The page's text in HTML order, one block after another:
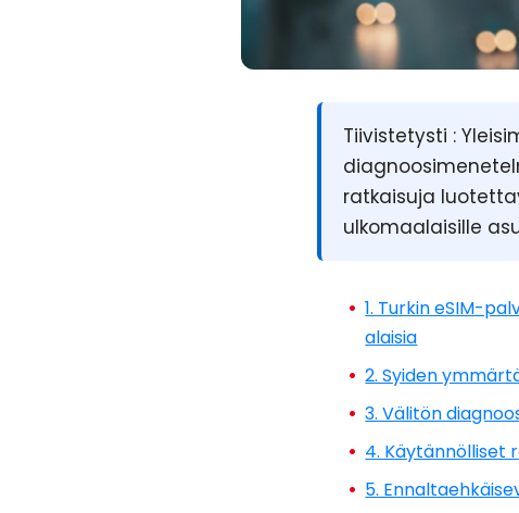
Tiivistetysti :
ratkaisuja
ulkomaalaisille
1. Turkin eSIM-
alaisia
2. Syiden
3. Välitön
4. Käytännölliset
5.